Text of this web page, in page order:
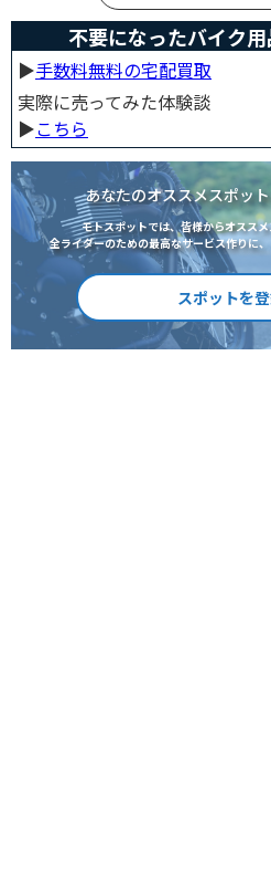
不要になったバイク
▶︎手数料無料の宅配買取
実際に売ってみた体験談
▶︎こちら
あなたのオススメスポッ
モトスポットでは、皆様からオスス
全ライダーのための最高なサービス作りに
スポットを